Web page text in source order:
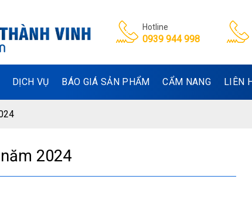
Hotline
0939 944 998
DỊCH VỤ BÁO GIÁ SẢN PHẨM CẨM NANG LIÊN
2024